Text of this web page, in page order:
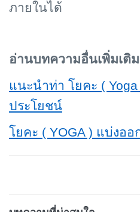
ภายในได้
อ่านบทความอื่นเพิ่มเติม
แนะนำท่า โยคะ (
ประโยชน์
โยคะ ( YOGA ) แบ่งออ